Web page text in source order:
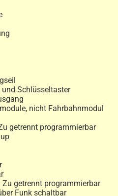
und Schlüsseltaster
nicht Fahrbahnmodul
getrennt programmierbar
getrennt programmierbar
Funk schaltbar